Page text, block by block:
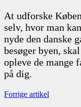
At udforske
selv, hvor man
nyde den danske
besøger byen,
opleve de mange
på dig.
Forrige artikel